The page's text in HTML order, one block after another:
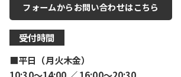
フォームからお問い合わせはこちら
受付時間
■平日（月火木金）